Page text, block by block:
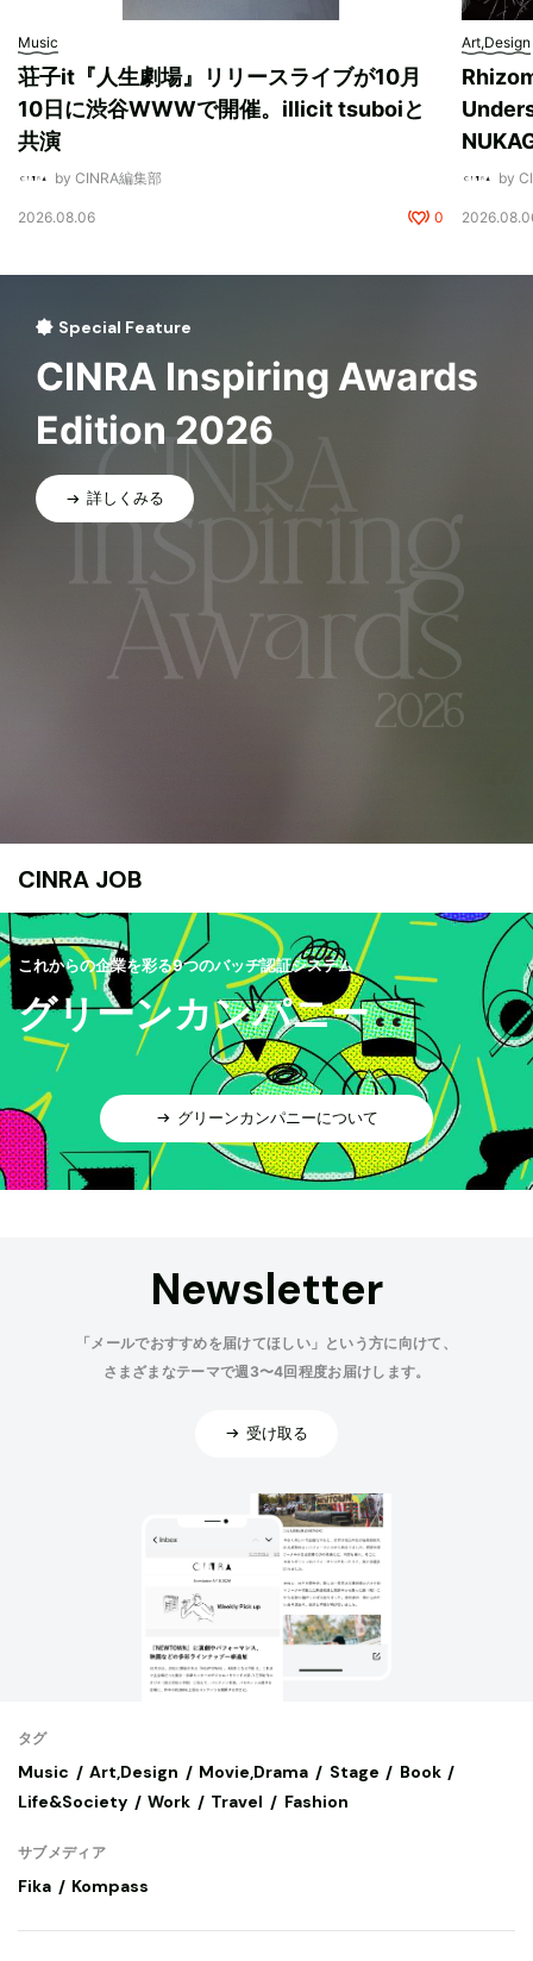
Music
荘子it『人生劇場』リリースライブが10月
10日に渋谷WWWで開催。illicit tsuboiと
共演
by CINRA編集部
2026.08.06 0
Art,Design
by
Special Feature
CINRA Inspiring Awards
Edition 2026
詳しくみる
CINRA JOB
これからの企業を彩る9つのバッヂ認証システム
グリーンカンパニー
グリーンカンパニーについて
Newsletter
「メールでおすすめを届けてほしい」という方に向けて、
さまざまなテーマで週3〜4回程度お届けします。
受け取る
タグ
Music Art,Design Movie,Drama Stage
Book
Life&Society
Work Travel Fashion
サブメディア
Fika Kompass